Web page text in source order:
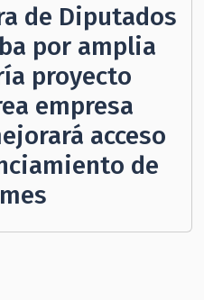
de Diputados
por amplia
proyecto
empresa
acceso
de